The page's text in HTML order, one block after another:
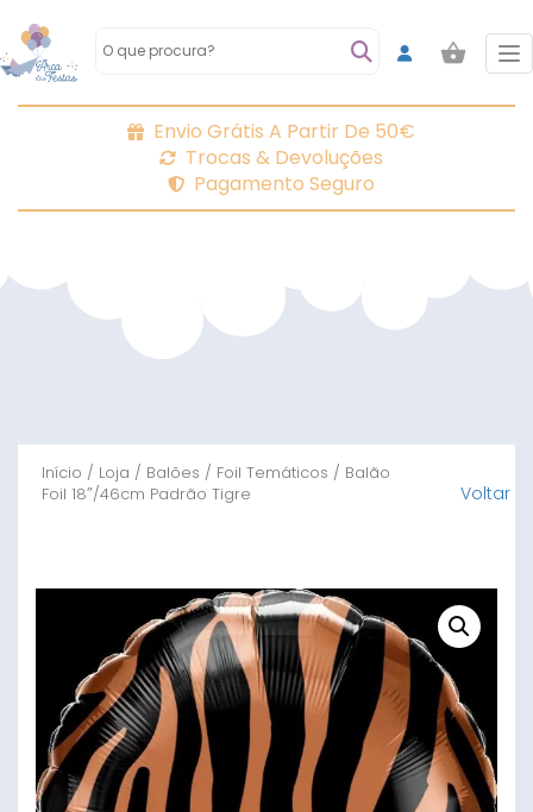
Envio Grátis A Partir De 50€
Trocas & Devoluções
Pagamento Seguro
Início / Loja / Balões / Foil Temáticos / Balão
Foil 18″/46cm Padrão Tigre
Voltar